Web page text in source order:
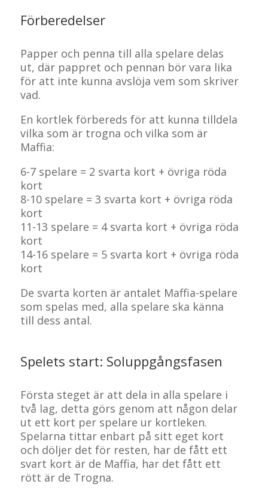
Förberedelser
Papper och penna till alla spelare delas
ut, där pappret och pennan bör vara lika
för att inte kunna avslöja vem som skriver
vad.
En kortlek förbereds för att kunna tilldela
vilka som är trogna och vilka som är
Maffia:
6-7 spelare = 2 svarta kort + övriga röda
kort
8-10 spelare = 3 svarta kort + övriga röda
kort
11-13 spelare = 4 svarta kort + övriga röda
kort
14-16 spelare = 5 svarta kort + övriga röda
kort
De svarta korten är antalet Maffia-spelare
som spelas med, alla spelare ska känna
till dess antal.
Spelets start: Soluppgångsfasen
Första steget är att dela in alla spelare i
två lag, detta görs genom att någon delar
ut ett kort per spelare ur kortleken.
Spelarna tittar enbart på sitt eget kort
och döljer det för resten, har de fått ett
svart kort är de Maffia, har det fått ett
rött är de Trogna.